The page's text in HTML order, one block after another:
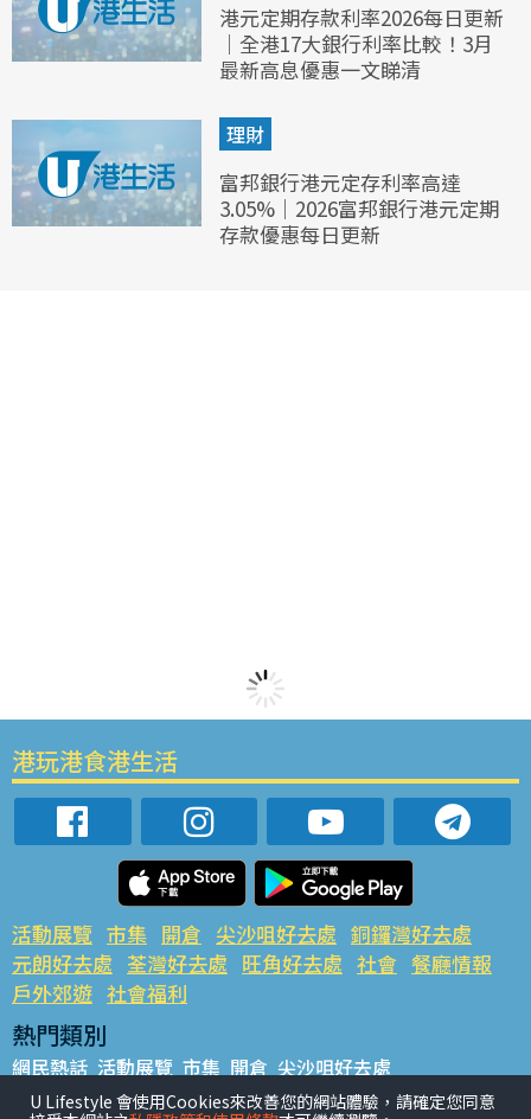
港元定期存款利率2026每日更新
｜全港17大銀行利率比較！3月
最新高息優惠一文睇清
理財
富邦銀行港元定存利率高達
3.05%｜2026富邦銀行港元定期
存款優惠每日更新
港玩港食港生活
活動展覽 市集 開倉 尖沙咀好去處 銅鑼灣好去處
元朗好去處 荃灣好去處 旺角好去處 社會 餐廳情報
戶外郊遊 社會福利
熱門類別
網民熱話 活動展覽 市集 開倉 尖沙咀好去處
銅鑼灣好去處 元朗好去處 荃灣好去處 旺角好去處 社會
U Lifestyle 會使用Cookies來改善您的網站體驗，請確定您同意